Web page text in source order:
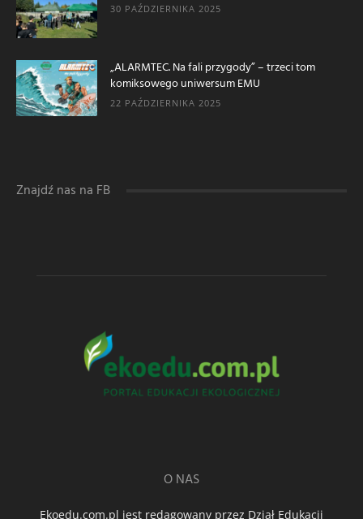
30 PAŹDZIERNIKA 2025
„ALARMTEC. Na fali przygody” – trzeci tom
komiksowego uniwersum EMU
22 PAŹDZIERNIKA 2025
Znajdź nas na FB
O NAS
Ekoedu.com.pl jest redagowany przez Dział Edukacji